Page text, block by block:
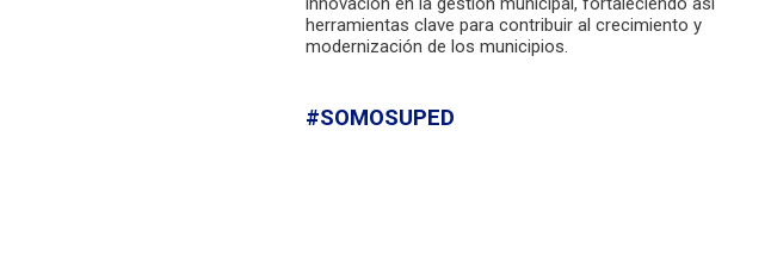
herramientas clave para contribuir al crecimiento y
modernización de los municipios.
#SOMOSUPED